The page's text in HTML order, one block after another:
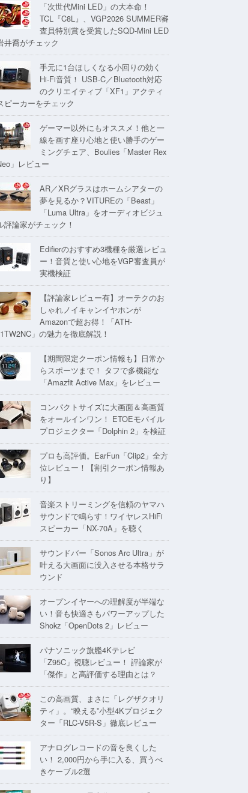
「次世代Mini LED」の大本命！
TCL『C8L』、VGP2026 SUMMER審
査員特別賞を受賞したSQD-Mini LED
井喬がチェック
手元に1台ほしくなる小回りの効く
Hi-Fi音質！ USB-C／Bluetooth対応
のクリエイティブ「XF1」アクティ
ピーカーをチェック
ゲーマー以外にもオススメ！他と一
線を画す座り心地と使い勝手のゲー
ミングチェア、Boulies「Master Rex
」レビュー
AR／XRグラスはホームシアターの
夢を見るか？VITUREの「Beast」
「Luma Ultra」をオーディオビジュ
評論家がチェック！
Edifierのおすすめ3機種を厳選レビュ
ー！音質と使い心地をVGP審査員が
実機検証
【評論家レビュー有】オーテクのお
しゃれノイキャンイヤホンが
Amazonで超お得！「ATH-
」の魅力を徹底解説！
【期間限定クーポン情報も】日常か
らスポーツまで！ タフで多機能な
「Amazfit Active Max」をレビュー
コンパクトサイズに大画面＆高画質
をオールインワン！ ETOEモバイル
プロジェクター「Dolphin 2」を検証
プロも高評価。EarFun「Clip2」全方
位レビュー！【割引クーポン情報あ
り】
音楽ストリーミングを信頼のヤマハ
サウンドで鳴らす！ワイヤレスHiFi
スピーカー「NX-70A」を聴く
サウンドバー「Sonos Arc Ultra」が
叶える大画面に没入させる本格サラ
ウンド
オープンイヤーへの理解度が半端な
い！音も快適さもパワーアップした
Shokz「OpenDots 2」レビュー
パナソニック旗艦4Kテレビ
「Z95C」視聴レビュー！ 評論家が
「傑作」と高評価する理由とは？
この高画質、まさに「レグザクオリ
ティ」。“映える”小型4Kプロジェク
ター「RLC-V5R-S」徹底レビュー
アナログレコードの音を良くした
い！ 2,000円から手に入る、買うべ
きケーブル2選